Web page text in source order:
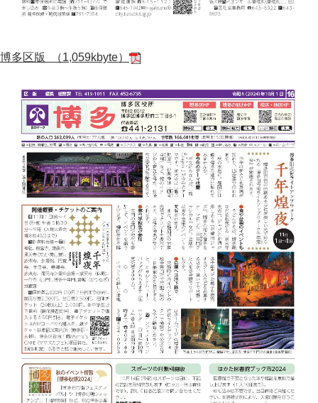
博多区版 （1,059kbyte）